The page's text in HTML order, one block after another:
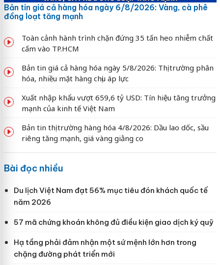
Bản tin giá cả hàng hóa ngày 6/8/2026: Vàng, cà phê
đồng loạt tăng mạnh
Toàn cảnh hành trình chặn đứng 35 tấn heo nhiễm chất
cấm vào TP.HCM
Bản tin giá cả hàng hóa ngày 5/8/2026: Thị trường phân
hóa, nhiều mặt hàng chịu áp lực
Xuất nhập khẩu vượt 659,6 tỷ USD: Tín hiệu tăng trưởng
mạnh của kinh tế Việt Nam
Bản tin thị trường hàng hóa 4/8/2026: Dầu lao dốc, sầu
riêng tăng mạnh, giá vàng giằng co
Bài đọc nhiều
Du lịch Việt Nam đạt 56% mục tiêu đón khách quốc tế
năm 2026
57 mã chứng khoán không đủ điều kiện giao dịch ký quỹ
Hạ tầng phải đảm nhận một sứ mệnh lớn hơn trong
chặng đường phát triển mới